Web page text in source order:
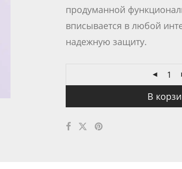
продуманной
вписывается в любой
надежную защиту.
В